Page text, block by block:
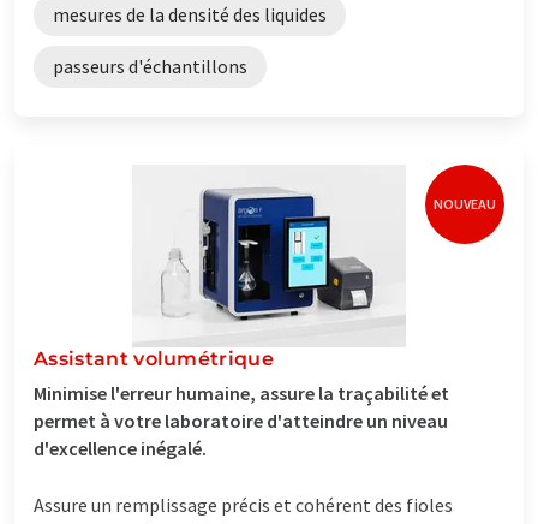
mesures de la densité des liquides
passeurs d'échantillons
NOUVEAU
Assistant volumétrique
Minimise l'erreur humaine, assure la traçabilité et
permet à votre laboratoire d'atteindre un niveau
d'excellence inégalé.
Assure un remplissage précis et cohérent des fioles